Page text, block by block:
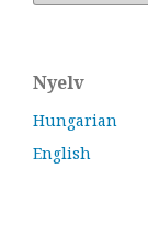
Nyelv
Hungarian
English